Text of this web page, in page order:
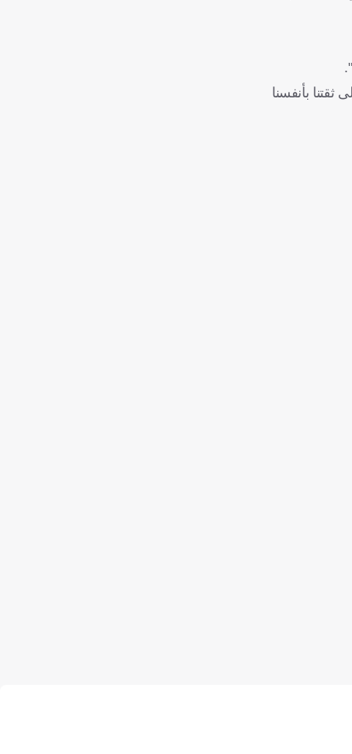
اليوناني 2-0 أمس، وقال "حافظنا على ثقتنا بأنفسنا